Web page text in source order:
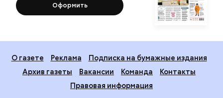
Оформить
О газете Реклама
Подписка на бумажные издания
Архив газеты
Вакансии Команда
Контакты
Правовая информация